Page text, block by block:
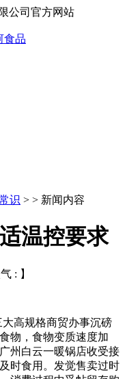
公司官方网站
识 > > 新闻内容
温控要求
: 】
高规格商贸办事沉磅
物，食物变质速度加
州白云一暖锅店收受接
时食用。发觉售卖过时